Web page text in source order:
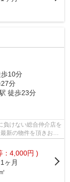
歩10分
27分
徒歩23分
負けない総合仲介店を
新の物件を頂きお客
：4,000円 )
1ヶ月